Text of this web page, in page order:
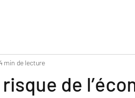
de
min de lecture